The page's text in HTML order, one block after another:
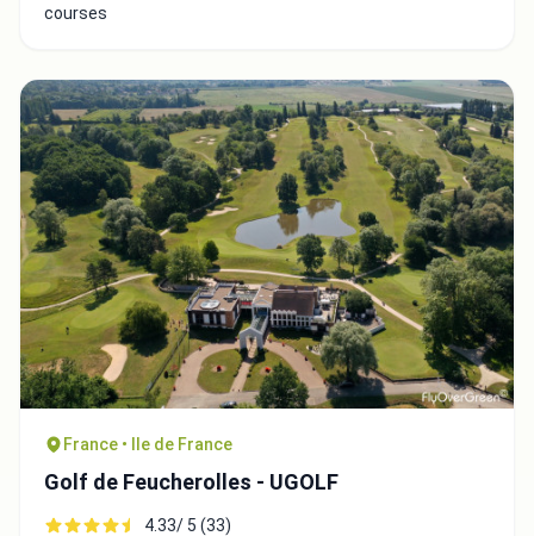
courses
France • Ile de France
Golf de Feucherolles - UGOLF
4.33/ 5 (33)